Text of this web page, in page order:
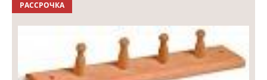
РАССРОЧКА